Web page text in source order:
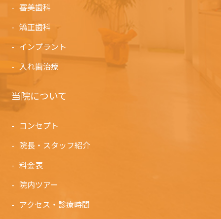
審美歯科
矯正歯科
インプラント
入れ歯治療
当院について
コンセプト
院長・スタッフ紹介
料金表
院内ツアー
アクセス・診療時間